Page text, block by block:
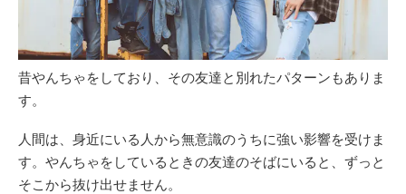
昔やんちゃをしており、その友達と別れたパターンもありま
す。
人間は、身近にいる人から無意識のうちに強い影響を受けま
す。やんちゃをしているときの友達のそばにいると、ずっと
そこから抜け出せません。